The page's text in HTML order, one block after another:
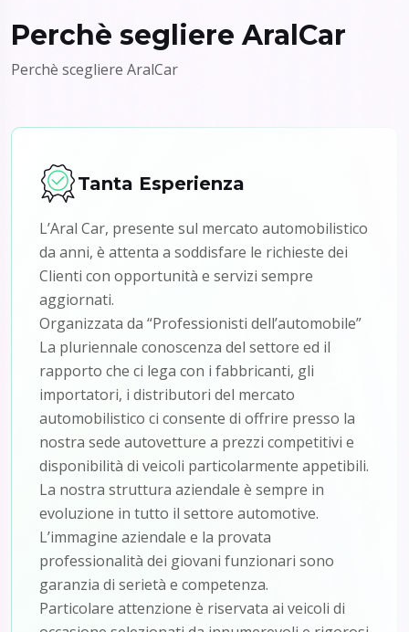
Perchè segliere AralCar
Perchè scegliere AralCar
Tanta Esperienza
L’Aral Car, presente sul mercato automobilistico
da anni, è attenta a soddisfare le richieste dei
Clienti con opportunità e servizi sempre
aggiornati.
Organizzata da “Professionisti dell’automobile”
La pluriennale conoscenza del settore ed il
rapporto che ci lega con i fabbricanti, gli
importatori, i distributori del mercato
automobilistico ci consente di offrire presso la
nostra sede autovetture a prezzi competitivi e
disponibilità di veicoli particolarmente appetibili.
La nostra struttura aziendale è sempre in
evoluzione in tutto il settore automotive.
L’immagine aziendale e la provata
professionalità dei giovani funzionari sono
garanzia di serietà e competenza.
Particolare attenzione è riservata ai veicoli di